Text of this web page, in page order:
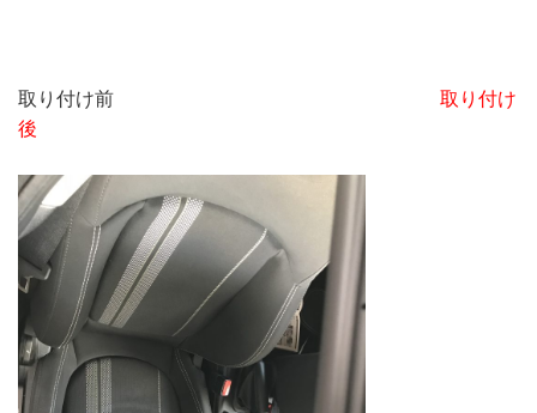
取り付け前 取り付け
後